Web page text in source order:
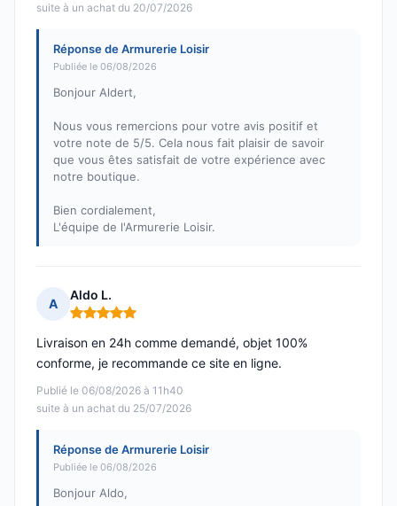
suite à un achat du 20/07/2026
Réponse de Armurerie Loisir
Publiée le 06/08/2026
Bonjour Aldert,
Nous vous remercions pour votre avis positif et
votre note de 5/5. Cela nous fait plaisir de savoir
que vous êtes satisfait de votre expérience avec
notre boutique.
Bien cordialement,
L'équipe de l'Armurerie Loisir.
A
Aldo L.
Note : 5 sur 5
Publié le 06/08/2026 à 11h40
suite à un achat du 25/07/2026
Livraison en 24h comme demandé, objet 100%
conforme, je recommande ce site en ligne.
Réponse de Armurerie Loisir
Publiée le 06/08/2026
Bonjour Aldo,